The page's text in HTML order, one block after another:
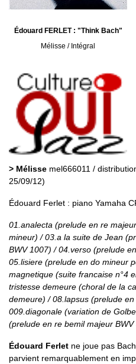
Édouard FERLET : "Think Bach"
Mélisse / Intégral
> Mélisse mel666011 /
25/09/12)
Édouard Ferlet : piano Yamaha
01.analecta (prelude en re
mineur) / 03.a la suite de Jean
BWV 1007) / 04.verso (prelude
05.lisiere (prelude en do mineur
magnetique (suite francaise n°4
tristesse demeure (choral de la
demeure) / 08.lapsus (prelude
009.diagonale (variation de
(prelude en re bemil majeur BWV
Édouard Ferlet ne joue pas
parvient remarquablement en